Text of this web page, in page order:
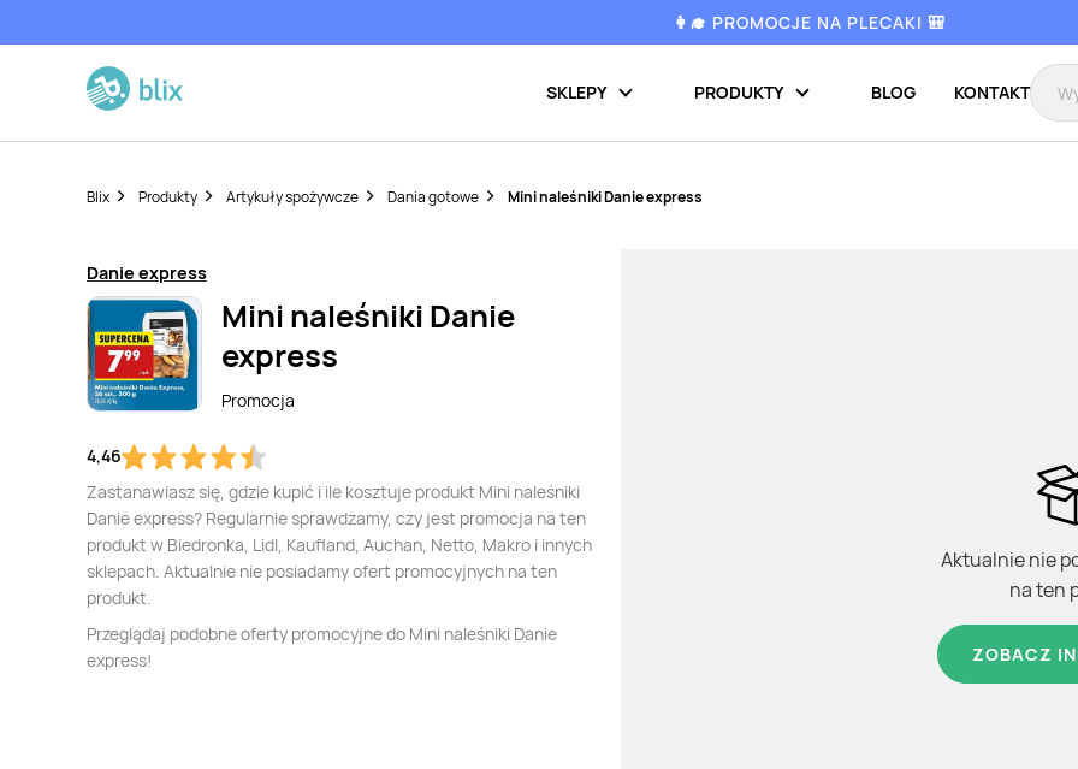
👩‍🎓 PROMOCJE NA PLECAKI 🎒
SKLEPY PRODUKTY BLOG KONTAKT
Blix Produkty Artykuły spożywcze Dania gotowe Mini naleśniki Danie express
Danie express
Mini naleśniki Danie
express
Promocja
4,46
Zastanawiasz się, gdzie kupić i ile kosztuje produkt Mini naleśniki
Danie express? Regularnie sprawdzamy, czy jest promocja na ten
produkt w Biedronka, Lidl, Kaufland, Auchan, Netto, Makro i innych
sklepach. Aktualnie nie posiadamy ofert promocyjnych na ten
produkt.
Przeglądaj podobne oferty promocyjne do Mini naleśniki Danie
express!
Aktualnie nie
na ten
ZOBACZ